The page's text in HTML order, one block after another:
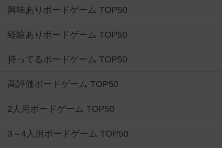
興味ありボードゲーム TOP50
経験ありボードゲーム TOP50
持ってるボードゲーム TOP50
高評価ボードゲーム TOP50
2人用ボードゲーム TOP50
3～4人用ボードゲーム TOP50